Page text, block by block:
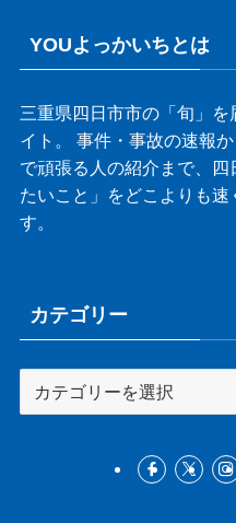
YOUよっかいちとは
三重県四日市市の「旬」
イト。 事件・事故の速報
で頑張る人の紹介まで、四
たいこと」をどこよりも速
す。
カテゴリー
テ